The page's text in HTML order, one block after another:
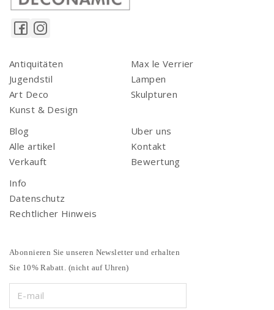
Antiquitäten
Jugendstil
Art Deco
Kunst & Design
Max le Verrier
Lampen
Skulpturen
Blog
Alle artikel
Verkauft
Uber uns
Kontakt
Bewertung
Info
Datenschutz
Rechtlicher Hinweis
Abonnieren Sie unseren Newsletter und erhalten
Sie 10% Rabatt. (nicht auf Uhren)